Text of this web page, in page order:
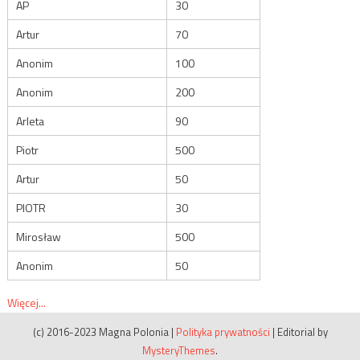
AP
30
Artur
70
Anonim
100
Anonim
200
Arleta
90
Piotr
500
Artur
50
PIOTR
30
Mirosław
500
Anonim
50
Więcej...
(c) 2016-2023 Magna Polonia | Polityka prywatności | Editorial by
MysteryThemes.